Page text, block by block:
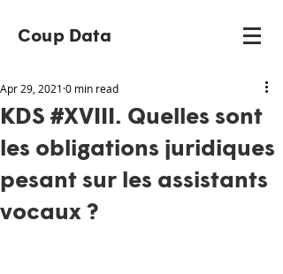
Coup Data
KDS #XVIII. Quelles sont
les obligations juridiques
pesant sur les assistants
vocaux ?
Apr 29, 2021 0 min read